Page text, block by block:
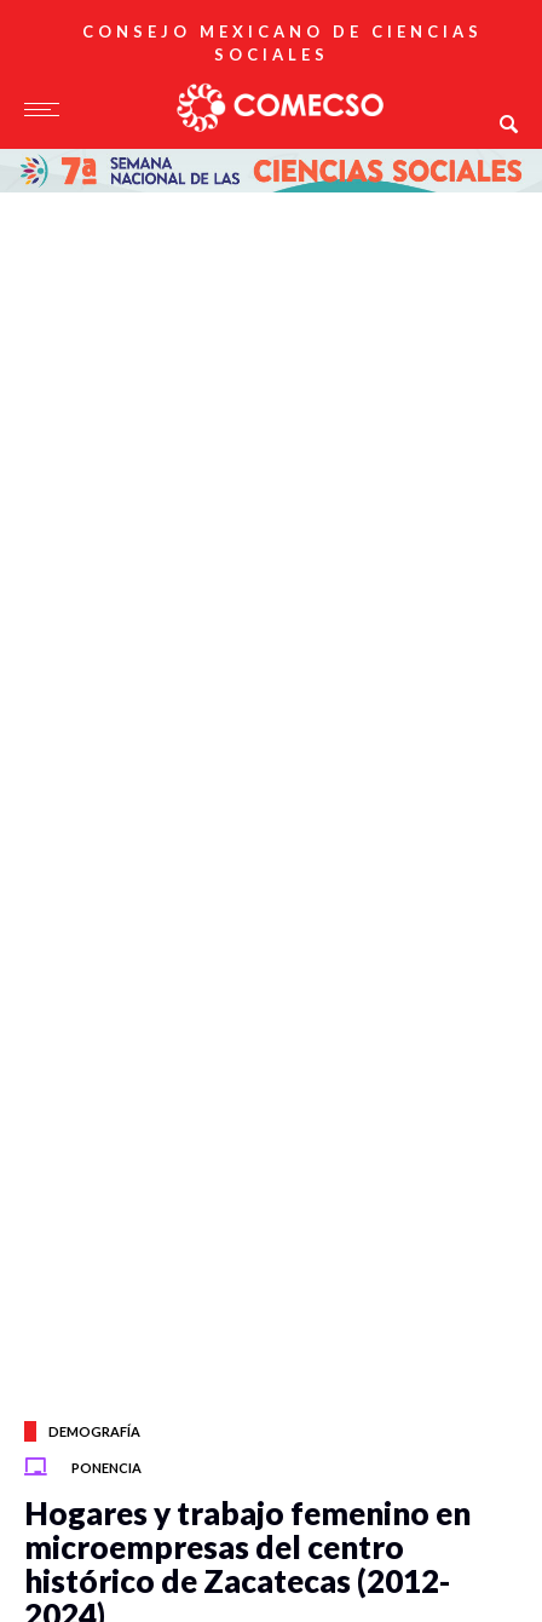
CONSEJO MEXICANO DE CIENCIAS
SOCIALES
DEMOGRAFÍA
PONENCIA
Hogares y trabajo femenino en
microempresas del centro
histórico de Zacatecas (2012-